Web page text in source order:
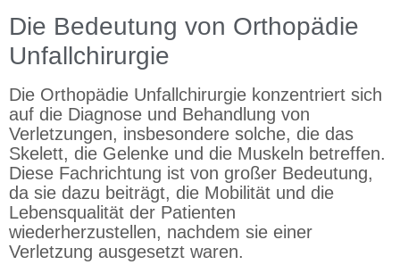
Die Bedeutung von Orthopädie
Unfallchirurgie
Die Orthopädie Unfallchirurgie konzentriert sich
auf die Diagnose und Behandlung von
Verletzungen, insbesondere solche, die das
Skelett, die Gelenke und die Muskeln betreffen.
Diese Fachrichtung ist von großer Bedeutung,
da sie dazu beiträgt, die Mobilität und die
Lebensqualität der Patienten
wiederherzustellen, nachdem sie einer
Verletzung ausgesetzt waren.